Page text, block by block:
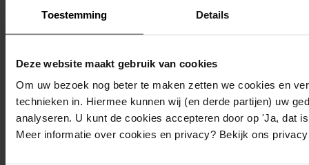
Toestemming Details
Deze website maakt gebruik van cookies
Om uw bezoek nog beter te maken zetten we cookies en
technieken in. Hiermee kunnen wij (en derde partijen) uw
analyseren. U kunt de cookies accepteren door op 'Ja, dat
Meer informatie over cookies en privacy? Bekijk ons
Verbouw van woning
Adres:
Andijk, Geuzenbuurt 284
Nieuw adres: